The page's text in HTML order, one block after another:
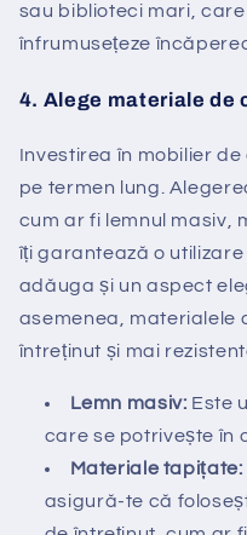
sau biblioteci mari,
înfrumusețeze
4. Alege materiale de
Investirea în mobilier
pe termen lung.
cum ar fi lemnul masiv,
îți garantează o
adăuga și un aspect
asemenea, materialele
întreținut și mai
Lemn masiv: Este
care se potrivește în
Materiale tapițate:
asigură-te că